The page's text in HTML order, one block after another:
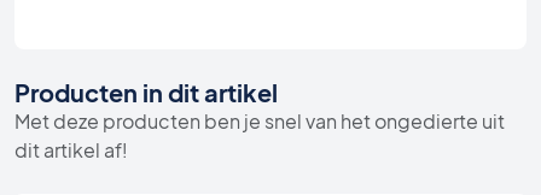
Producten in dit artikel
Met deze producten ben je snel van het ongedierte uit
dit artikel af!